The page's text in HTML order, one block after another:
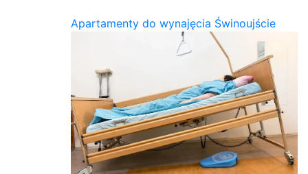
Apartamenty do wynajęcia Świnoujście